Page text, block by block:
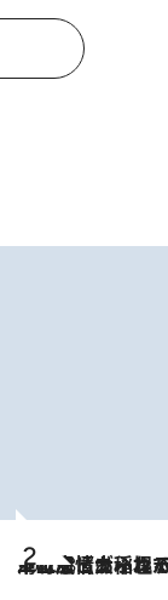
2026.8.5
下町風情あふれる台北屈指の人気エリア・大稲埕でセンスのいい台湾土産《ヴ